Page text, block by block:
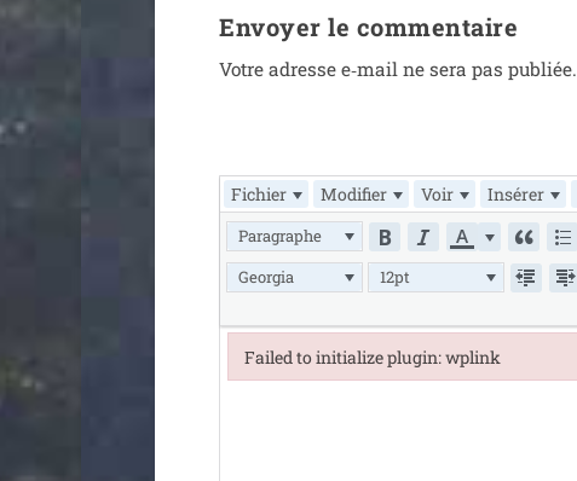
Envoyer le commentaire
Votre adresse e‑mail ne sera pas publiée.
Fichier Modifier Voir Insérer
Paragraphe
Georgia
12pt
Failed to initialize plugin: wplink
Failed to initialize plugin: wplink